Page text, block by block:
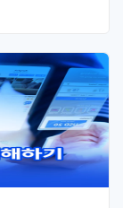
비교 분
Salesforce vs
리를 위한 고
자원 계획
CRM 기능
모가 큰 기업
달성하기 위해